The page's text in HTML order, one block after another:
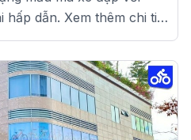
hấp dẫn. Xem thêm chi tiết